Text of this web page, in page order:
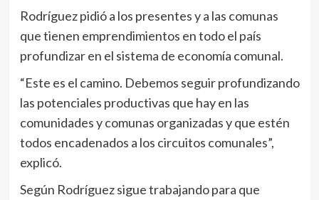
Rodríguez pidió a los presentes y a las comunas
que tienen emprendimientos en todo el país
profundizar en el sistema de economía comunal.
“Este es el camino. Debemos seguir profundizando
las potenciales productivas que hay en las
comunidades y comunas organizadas y que estén
todos encadenados a los circuitos comunales”,
explicó.
Según Rodríguez sigue trabajando para que